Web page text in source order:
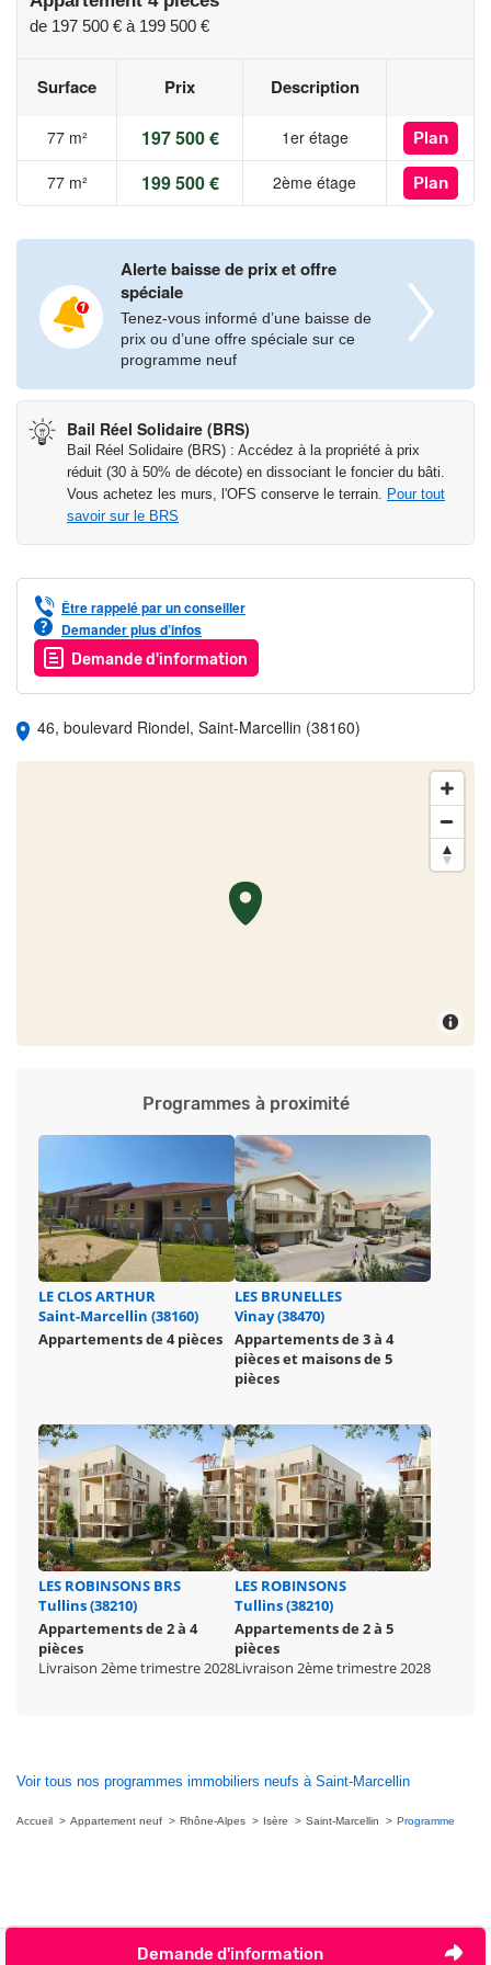
conditions de plafonds de ressources – Résidence principale
Pour tout renseignement, contactez Jennifer ABBENANTE –
Les informations sur les risques auxquels ce bien est exposé
sont disponibles sur le site Géorisques :
de 197 500 € à 199 500 €
Surface Prix Description
77 m² 197 500 € 1er étage Plan
77 m² 199 500 € 2ème étage Plan
Alerte baisse de prix et offre
spéciale
Tenez-vous informé d’une baisse de
prix ou d’une offre spéciale sur ce
programme neuf
Bail Réel Solidaire (BRS)
Bail Réel Solidaire (BRS) : Accédez à la propriété à prix
réduit (30 à 50% de décote) en dissociant le foncier du bâti.
Vous achetez les murs, l'OFS conserve le terrain. Pour tout
savoir sur le BRS
Être rappelé par un conseiller
Demander plus d’infos
Demande d'information
46, boulevard Riondel, Saint-Marcellin (38160)
Programmes à proximité
LE CLOS ARTHUR
Saint-Marcellin (38160)
Appartements de 4 pièces
LES BRUNELLES
Vinay (38470)
Appartements de 3 à 4
pièces et maisons de 5
pièces
LES ROBINSONS BRS
Tullins (38210)
Appartements de 2 à 4
pièces
Livraison 2ème trimestre 2028
LES ROBINSONS
Tullins (38210)
Appartements de 2 à 5
pièces
Livraison 2ème trimestre 2028
Voir tous nos programmes immobiliers neufs à Saint-Marcellin
Accueil Appartement neuf Rhône-Alpes Isère Saint-Marcellin Programme
Demande d'information
Nous contacter Je ne veux plus être contacté par téléphone